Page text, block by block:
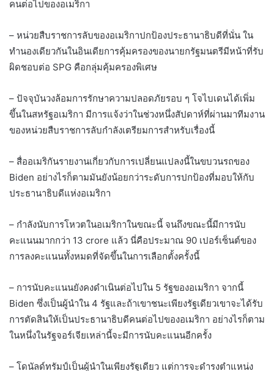
คนต่อไปของอเมริกา
– หน่วยสืบราชการลับของอเมริกาปกป้องประธานาธิบดีที่นั่น ใน
ทำนองเดียวกันในอินเดียการคุ้มครองของนายกรัฐมนตรีมีหน้าที่รับ
ผิดชอบต่อ SPG คือกลุ่มคุ้มครองพิเศษ
– ปัจจุบันวงล้อมการรักษาความปลอดภัยรอบ ๆ โจไบเดนได้เพิ่ม
ขึ้นในสหรัฐอเมริกา มีการแจ้งว่าในช่วงหนึ่งสัปดาห์ที่ผ่านมาทีมงาน
ของหน่วยสืบราชการลับกำลังเตรียมการสำหรับเรื่องนี้
– สื่ออเมริกันรายงานเกี่ยวกับการเปลี่ยนแปลงนี้ในขบวนรถของ
Biden อย่างไรก็ตามมันยังน้อยกว่าระดับการปกป้องที่มอบให้กับ
ประธานาธิบดีแห่งอเมริกา
– กำลังนับการโหวตในอเมริกาในขณะนี้ จนถึงขณะนี้มีการนับ
คะแนนมากกว่า 13 crore แล้ว นี่คือประมาณ 90 เปอร์เซ็นต์ของ
การลงคะแนนทั้งหมดที่จัดขึ้นในการเลือกตั้งครั้งนี้
– การนับคะแนนยังคงดำเนินต่อไปใน 5 รัฐของอเมริกา จากนี้
Biden ซึ่งเป็นผู้นำใน 4 รัฐและถ้าเขาชนะเพียงรัฐเดียวเขาจะได้รับ
การตัดสินให้เป็นประธานาธิบดีคนต่อไปของอเมริกา อย่างไรก็ตาม
ในหนึ่งในรัฐจอร์เจียเหล่านี้จะมีการนับคะแนนอีกครั้ง
– โดนัลด์ทรัมป์เป็นผู้นำในเพียงรัฐเดียว แต่การจะดำรงตำแหน่ง